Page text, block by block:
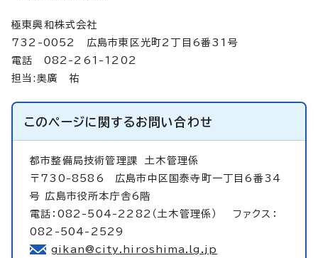
極東興和株式会社
732-0052 広島市東区光町2丁目6番31号
電話 082-261-1202
担当:奥廣 祐
このページに関するお問い合わせ
都市整備局技術管理課土木管理係
〒730-8586 広島市中区国泰寺町一丁目6番34
号 広島市役所本庁舎6階
電話：082-504-2282（土木管理係） ファクス：
082-504-2529
gikan@city.hiroshima.lg.jp